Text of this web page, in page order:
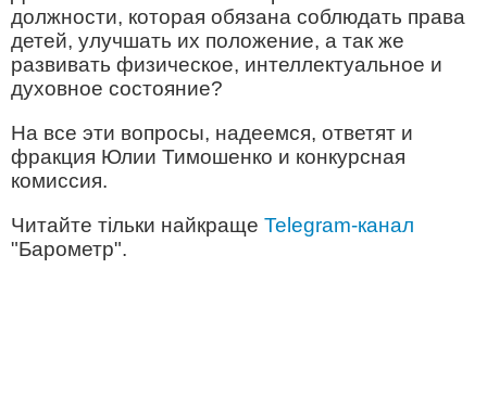
должности, которая обязана соблюдать права
детей, улучшать их положение, а так же
развивать физическое, интеллектуальное и
духовное состояние?
На все эти вопросы, надеемся, ответят и
фракция Юлии Тимошенко и конкурсная
комиссия.
Читайте тільки найкраще Telegram-канал
"Барометр".